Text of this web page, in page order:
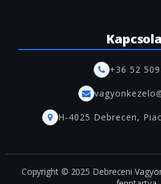
+36 52
H-4025 Debrecen,
Copyright © 2025 Debreceni